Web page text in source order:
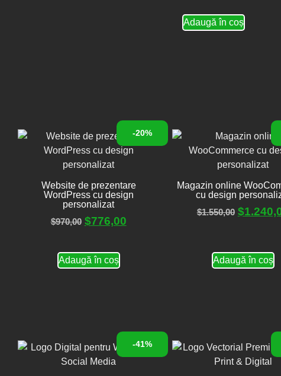
Adaugă în coș
-20%
Website de prezentare
WordPress cu design
personalizat
$970,00 $776,00
Adaugă în coș
Magazin online
cu design
$1.550,00 $
Adaugă în coș
-41%